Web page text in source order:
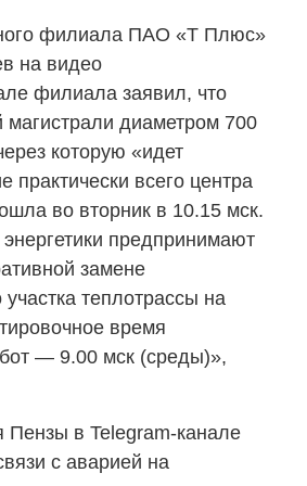
филиала ПАО «Т Плюс»
на видео
филиала заявил, что
магистрали диаметром 700
которую «идет
практически всего центра
во вторник в 10.15 мск.
предпринимают
замене
теплотрассы на
время
— 9.00 мск (среды)»,
Пензы в Telegram-канале
с аварией на